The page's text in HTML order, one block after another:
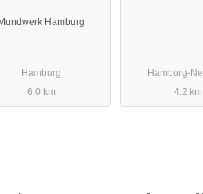
Mundwerk Hamburg
Hamburg
6.0 km
Hamburg-
4.2 km